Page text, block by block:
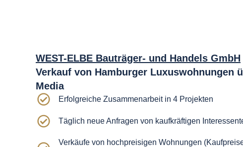
WEST-ELBE Bauträger- und Handels GmbH
Verkauf von Hamburger Luxuswohnungen
Media
Erfolgreiche Zusammenarbeit in 4 Projekten
Täglich neue Anfragen von kaufkräftigen
Verkäufe von hochpreisigen Wohnungen